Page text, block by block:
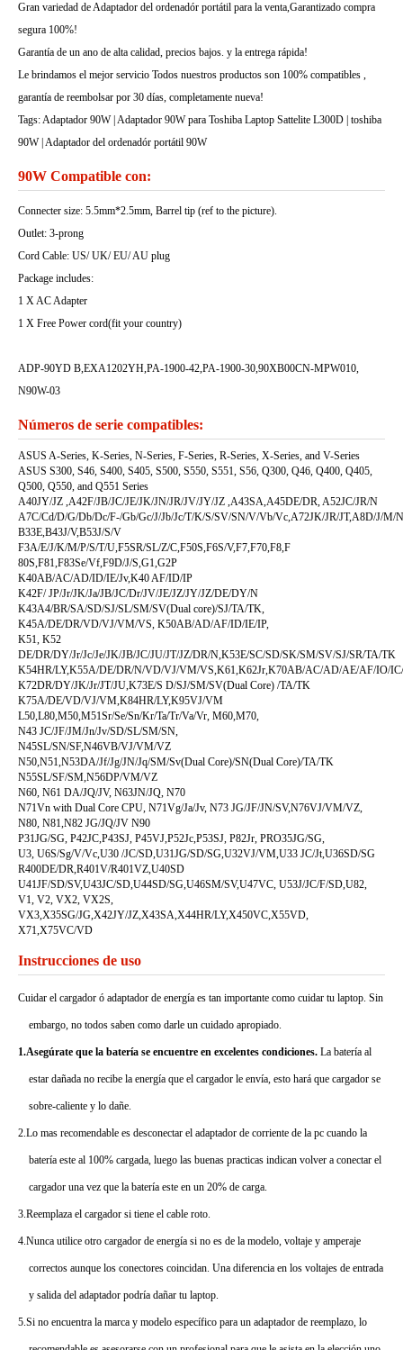
Gran variedad de Adaptador del ordenadór portátil para la venta,Garantizado compra
segura 100%!
Garantía de un ano de alta calidad, precios bajos. y la entrega rápida!
Le brindamos el mejor servicio Todos nuestros productos son 100% compatibles ,
garantía de reembolsar por 30 días, completamente nueva!
Tags: Adaptador 90W | Adaptador 90W para Toshiba Laptop Sattelite L300D | toshiba
90W | Adaptador del ordenadór portátil 90W
90W Compatible con:
Connecter size: 5.5mm*2.5mm, Barrel tip (ref to the picture).
Outlet: 3-prong
Cord Cable: US/ UK/ EU/ AU plug
Package includes:
1 X AC Adapter
1 X Free Power cord(fit your country)
ADP-90YD B,EXA1202YH,PA-1900-42,PA-1900-30,90XB00CN-MPW010,
N90W-03
Números de serie compatibles:
ASUS A-Series, K-Series, N-Series, F-Series, R-Series, X-Series, and V-Series
ASUS S300, S46, S400, S405, S500, S550, S551, S56, Q300, Q46, Q400, Q405,
Q500, Q550, and Q551 Series
A40JY/JZ ,A42F/JB/JC/JE/JK/JN/JR/JV/JY/JZ ,A43SA,A45DE/DR, A52JC/JR/N
A7C/Cd/D/G/Db/Dc/F-/Gb/Gc/J/Jb/Jc/T/K/S/SV/SN/V/Vb/Vc,A72JK/JR/JT,A8D/J/M/
B33E,B43J/V,B53J/S/V
F3A/E/J/K/M/P/S/T/U,F5SR/SL/Z/C,F50S,F6S/V,F7,F70,F8,F
80S,F81,F83Se/Vf,F9D/J/S,G1,G2P
K40AB/AC/AD/ID/IE/Jv,K40 AF/ID/IP
K42F/ JP/Jr/JK/Ja/JB/JC/Dr/JV/JE/JZ/JY/JZ/DE/DY/N
K43A4/BR/SA/SD/SJ/SL/SM/SV(Dual core)/SJ/TA/TK,
K45A/DE/DR/VD/VJ/VM/VS, K50AB/AD/AF/ID/IE/IP,
K51, K52
DE/DR/DY/Jr/Jc/Je/JK/JB/JC/JU/JT/JZ/DR/N,K53E/SC/SD/SK/SM/SV/SJ/SR/TA/TK
K54HR/LY,K55A/DE/DR/N/VD/VJ/VM/VS,K61,K62Jr,K70AB/AC/AD/AE/AF/IO/
K72DR/DY/JK/Jr/JT/JU,K73E/S D/SJ/SM/SV(Dual Core) /TA/TK
K75A/DE/VD/VJ/VM,K84HR/LY,K95VJ/VM
L50,L80,M50,M51Sr/Se/Sn/Kr/Ta/Tr/Va/Vr, M60,M70,
N43 JC/JF/JM/Jn/Jv/SD/SL/SM/SN,
N45SL/SN/SF,N46VB/VJ/VM/VZ
N50,N51,N53DA/Jf/Jg/JN/Jq/SM/Sv(Dual Core)/SN(Dual Core)/TA/TK
N55SL/SF/SM,N56DP/VM/VZ
N60, N61 DA/JQ/JV, N63JN/JQ, N70
N71Vn with Dual Core CPU, N71Vg/Ja/Jv, N73 JG/JF/JN/SV,N76VJ/VM/VZ,
N80, N81,N82 JG/JQ/JV N90
P31JG/SG, P42JC,P43SJ, P45VJ,P52Jc,P53SJ, P82Jr, PRO35JG/SG,
U3, U6S/Sg/V/Vc,U30 /JC/SD,U31JG/SD/SG,U32VJ/VM,U33 JC/Jt,U36SD/SG
R400DE/DR,R401V/R401VZ,U40SD
U41JF/SD/SV,U43JC/SD,U44SD/SG,U46SM/SV,U47VC, U53J/JC/F/SD,U82,
V1, V2, VX2, VX2S,
VX3,X35SG/JG,X42JY/JZ,X43SA,X44HR/LY,X450VC,X55VD,
X71,X75VC/VD
Instrucciones de uso
Cuidar el cargador ó adaptador de energía es tan importante como cuidar tu laptop. Sin
embargo, no todos saben como darle un cuidado apropiado.
1.Asegúrate que la batería se encuentre en excelentes condiciones. La batería al
estar dañada no recibe la energía que el cargador le envía, esto hará que cargador se
sobre-caliente y lo dañe.
2.Lo mas recomendable es desconectar el adaptador de corriente de la pc cuando la
batería este al 100% cargada, luego las buenas practicas indican volver a conectar el
cargador una vez que la batería este en un 20% de carga.
3.Reemplaza el cargador si tiene el cable roto.
4.Nunca utilice otro cargador de energía si no es de la modelo, voltaje y amperaje
correctos aunque los conectores coincidan. Una diferencia en los voltajes de entrada
y salida del adaptador podría dañar tu laptop.
5.Si no encuentra la marca y modelo específico para un adaptador de reemplazo, lo